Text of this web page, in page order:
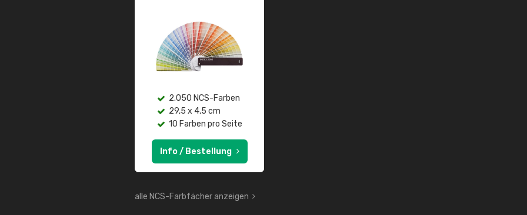
2.050 NCS-Farben
29,5 x 4,5 cm
10 Farben pro Seite
Info / Bestellung
alle NCS-Farbfächer anzeigen